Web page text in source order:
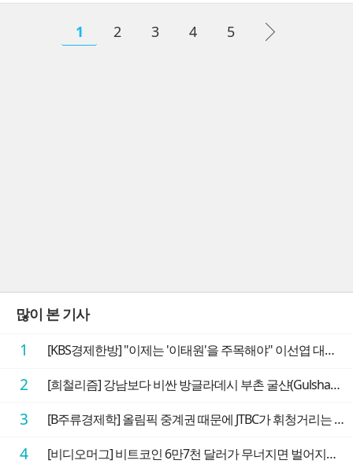
1 2 3 4 5
많이 본 기사
1 [KBS경제한방] "이제는 '이태원'을 주목해야" 이선엽 대표가 말하는 AI 시대 투자 성과를 가르는 지점들
2 [희철리즘] 강남보다 비싼 방글라데시 부촌 굴샨(Gulshan)의 극단적인 모습에 충격을 받다
3 [B주류경제학] 올림픽 중계권 때문에 JTBC가 휘청거리는 이유
4 [비디오머그] 비트코인 6만7천 달러가 무너지면 벌어지는 일